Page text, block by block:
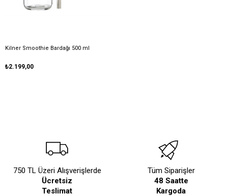
Kilner Smoothie Bardağı 500 ml
₺2.199,00
750 TL Üzeri Alışverişlerde
Ücretsiz
Teslimat
Tüm Siparişler
48 Saatte
Kargoda